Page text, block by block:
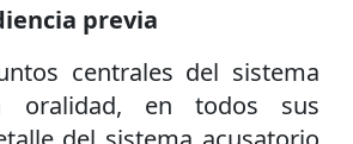
previa
centrales del sistema
oralidad, en todos sus